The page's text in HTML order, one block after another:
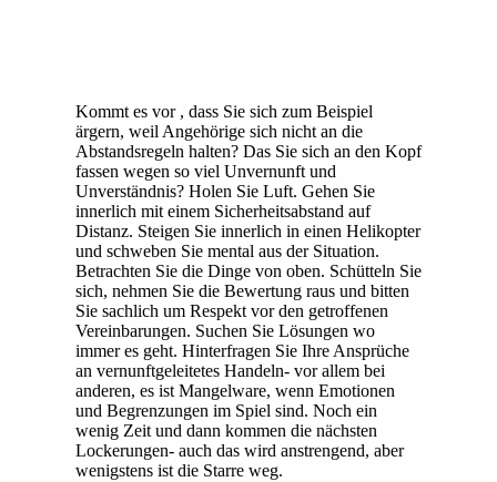
Kommt es vor , dass Sie sich zum Beispiel
ärgern, weil Angehörige sich nicht an die
Abstandsregeln halten? Das Sie sich an den Kopf
fassen wegen so viel Unvernunft und
Unverständnis? Holen Sie Luft. Gehen Sie
innerlich mit einem Sicherheitsabstand auf
Distanz. Steigen Sie innerlich in einen Helikopter
und schweben Sie mental aus der Situation.
Betrachten Sie die Dinge von oben. Schütteln Sie
sich, nehmen Sie die Bewertung raus und bitten
Sie sachlich um Respekt vor den getroffenen
Vereinbarungen. Suchen Sie Lösungen wo
immer es geht. Hinterfragen Sie Ihre Ansprüche
an vernunftgeleitetes Handeln- vor allem bei
anderen, es ist Mangelware, wenn Emotionen
und Begrenzungen im Spiel sind. Noch ein
wenig Zeit und dann kommen die nächsten
Lockerungen- auch das wird anstrengend, aber
wenigstens ist die Starre weg.